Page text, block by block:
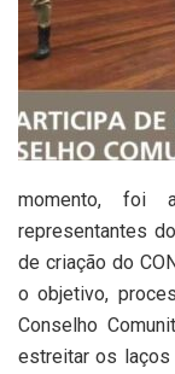
momento, foi
representantes
de criação do
o objetivo,
Conselho
estreitar os